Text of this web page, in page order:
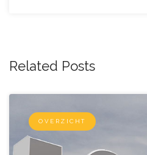
Related Posts
OVERZICHT